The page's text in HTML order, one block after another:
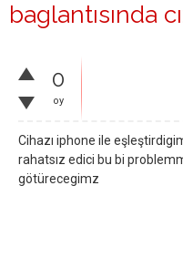
baglantısında
0
oy
Cihazı iphone ile
rahatsız edici bu bi
götürecegimz